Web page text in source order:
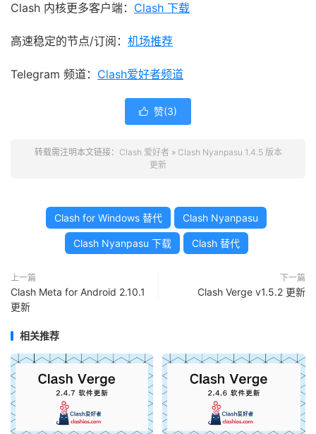
Clash 内核更多客户端： Clash 下载
高速稳定的节点/订阅： 机场推荐
Telegram 频道： Clash爱好者频道
 赞(3)
转载需注明本文链接： Clash 爱好者 » Clash Nyanpasu 1.4.5 版本
更新
Clash for Windows 替代 Clash Nyanpasu
Clash Nyanpasu 下载 Clash 替代
上一篇
Clash Meta for Android 2.10.1
更新
下一篇
Clash Verge v1.5.2 更新
相关推荐